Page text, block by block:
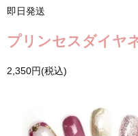
即日発送
プリンセスダイヤ
2,350円(税込)